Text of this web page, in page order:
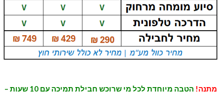
מתנה! הטבה מיוחדת לכל מי שרוכש חבילת תמיכה עם 10 שעות –